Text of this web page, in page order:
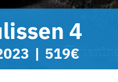
4
| 519€